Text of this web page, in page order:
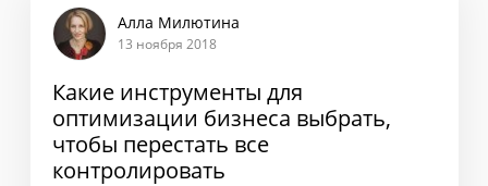
Алла Милютина
13 ноября 2018
Какие инструменты для
оптимизации бизнеса выбрать,
чтобы перестать все
контролировать